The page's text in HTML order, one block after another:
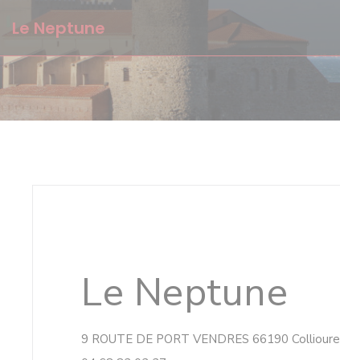
Le Neptune
Le Neptune
9 ROUTE DE PORT VENDRES 66190 Collioure